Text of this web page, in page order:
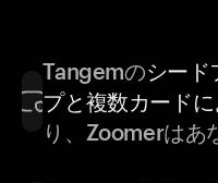
Tangemのシード
プと複数カード
り、Zoomerはあ